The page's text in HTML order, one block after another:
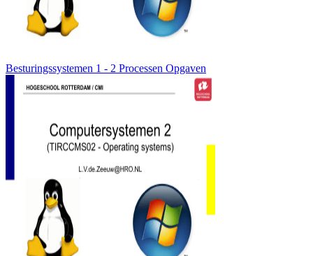
Besturingssystemen 1 - 2 Processen Opgaven